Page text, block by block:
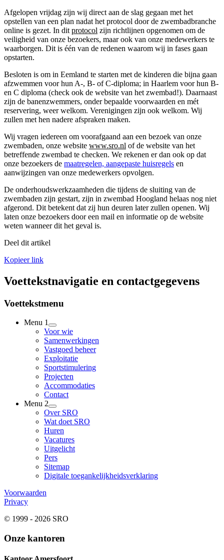
Afgelopen vrijdag zijn wij direct aan de slag gegaan met het
opstellen van een plan nadat het protocol door de zwembadbranche
online is gezet. In dit protocol zijn richtlijnen opgenomen om de
veiligheid van onze bezoekers, maar ook van onze medewerkers te
waarborgen. Dit is één van de redenen waarom wij in fases gaan
opstarten.
Besloten is om in Eemland te starten met de kinderen die bijna gaan
afzwemmen voor hun A-, B- of C-diploma; in Haarlem voor hun B-
en C diploma (check ook de website van het zwembad!). Daarnaast
zijn de banenzwemmers, onder bepaalde voorwaarden en mét
reservering, weer welkom. Verenigingen zijn ook welkom. Wij
zullen met hen nadere afspraken maken.
Wij vragen iedereen om voorafgaand aan een bezoek van onze
zwembaden, onze website www.sro.nl of de website van het
betreffende zwembad te checken. We rekenen er dan ook op dat
onze bezoekers de maatregelen, aangepaste huisregels en
aanwijzingen van onze medewerkers opvolgen.
De onderhoudswerkzaamheden die tijdens de sluiting van de
zwembaden zijn gestart, zijn in zwembad Hoogland helaas nog niet
afgerond. Dit betekent dat zij hun deuren later zullen openen. Wij
laten onze bezoekers door een mail en informatie op de website
weten wanneer dit het geval is.
Deel dit artikel
Kopieer link
Voettekstnavigatie en contactgegevens
Voettekstmenu
Menu 1
Voor wie
Samenwerkingen
Vastgoed beheer
Exploitatie
Sportstimulering
Projecten
Accommodaties
Contact
Menu 2
Over SRO
Wat doet SRO
Huren
Vacatures
Uitgelicht
Pers
Sitemap
Digitale toegankelijkheidsverklaring
Voorwaarden
Privacy
© 1999 - 2026 SRO
Onze kantoren